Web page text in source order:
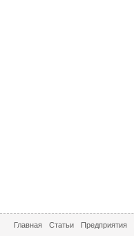
Главная Статьи Предприятия